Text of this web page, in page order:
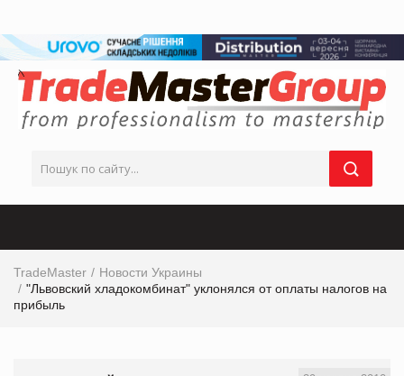
TradeMaster
Новости Украины
"Львовский хладокомбинат" уклонялся от оплаты налогов на
прибыль